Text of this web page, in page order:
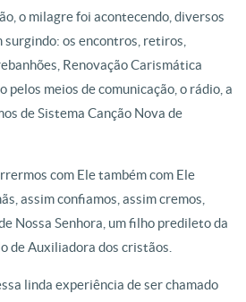
o milagre foi acontecendo, diversos
os encontros, retiros,
Renovação Carismática
pelos meios de comunicação, o rádio, a
de Sistema Canção Nova de
com Ele também com Ele
assim confiamos, assim cremos,
Nossa Senhora, um filho predileto da
de Auxiliadora dos cristãos.
linda experiência de ser chamado